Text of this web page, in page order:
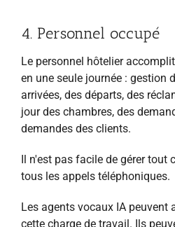
4. Personnel occupé
Le personnel hôtelier
en une seule journée : gestion
arrivées, des départs, des
jour des chambres, des
demandes des clients.
Il n'est pas facile de gérer tout
tous les appels téléphoniques.
Les agents vocaux IA peuvent
cette charge de travail. Ils